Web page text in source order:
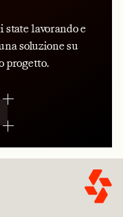
state lavorando e
soluzione su
progetto.